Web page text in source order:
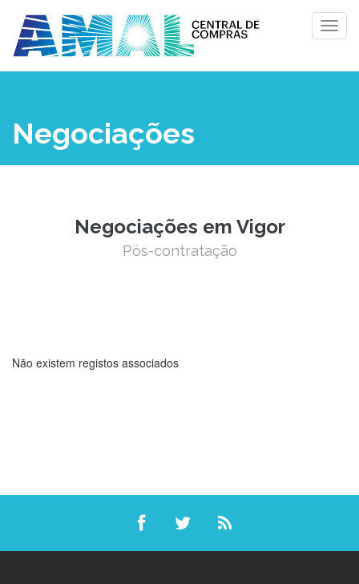
Negociações
Negociações em Vigor
Pós-contratação
Não existem registos associados